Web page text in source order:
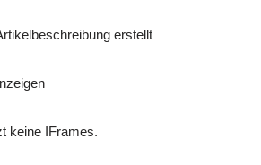
erstellt
keine IFrames.